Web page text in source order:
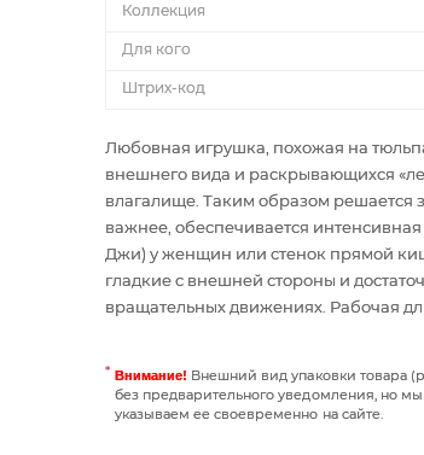
Коллекция
Для кого
Штрих-код
Любовная игрушка, похожая на
внешнего вида и раскрывающихся
влагалище. Таким образом решается
важнее, обеспечивается
Джи) у женщин или стенок прямой
гладкие с внешней стороны и
вращательных движениях. Рабочая
Внимание! Внешний вид упаковки товара
без предварительного уведомления, но
указываем ее своевременно на сайте.